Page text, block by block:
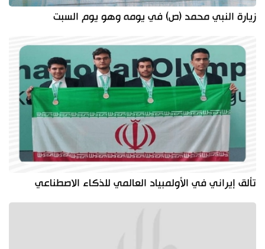
زيارة النبي محمد (ص) في يومه وهو يوم السبت
تألق إيراني في الأولمبياد العالمي للذكاء الاصطناعي